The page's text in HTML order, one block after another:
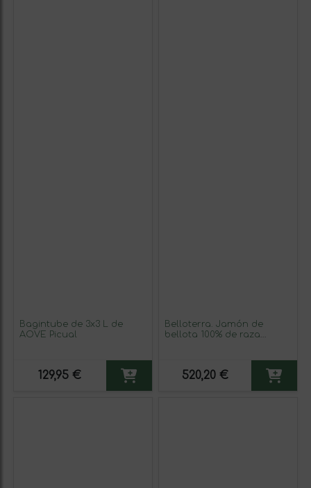
Bagintube de 3x3 L de
AOVE Picual
129,95 €
Belloterra. Jamón de
bellota 100% de raza
520,20 €